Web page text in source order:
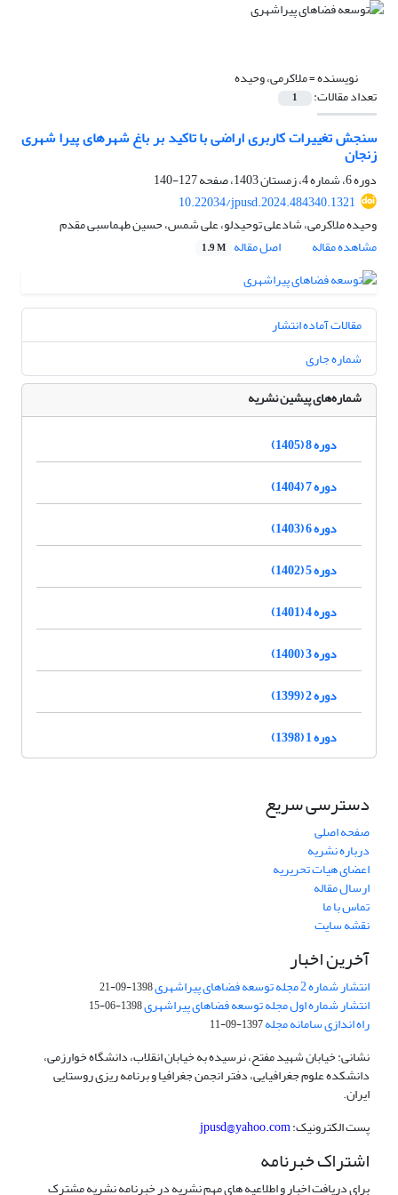
نویسنده =ملاکرمی، وحیده
تعداد مقالات: 1
سنجش تغییرات کاربری اراضی با تاکید بر باغ شهرهای پیرا شهری
زنجان
دوره 6، شماره 4، زمستان 1403، صفحه
127-140
10.22034/jpusd.2024.484340.1321
وحیده ملاکرمی، شادعلی توحیدلو، علی شمس، حسین طهماسبی مقدم
مشاهده مقاله
اصل مقاله 1.9 M
مقالات آماده انتشار
شماره جاری
شماره‌های پیشین نشریه
دوره 8 (1405)
دوره 7 (1404)
دوره 6 (1403)
دوره 5 (1402)
دوره 4 (1401)
دوره 3 (1400)
دوره 2 (1399)
دوره 1 (1398)
دسترسی سریع
صفحه اصلی
درباره نشریه
اعضای هیات تحریریه
ارسال مقاله
تماس با ما
نقشه سایت
آخرین اخبار
انتشار شماره 2 مجله توسعه فضاهای پیراشهری 1398-09-21
انتشار شماره اول مجله توسعه فضاهای پیراشهری1398-06-15
راه اندازی سامانه مجله1397-09-11
نشانی: خیابان شهید مفتح، نرسیده به خیابان انقلاب، دانشگاه خوارزمی،
دانشکده علوم جغرافیایی، دفتر انجمن جغرافیا و برنامه ریزی روستایی
ایران.
پست الکترونیک:jpusd@yahoo.com
اشتراک خبرنامه
برای دریافت اخبار و اطلاعیه های مهم نشریه در خبرنامه نشریه مشترک